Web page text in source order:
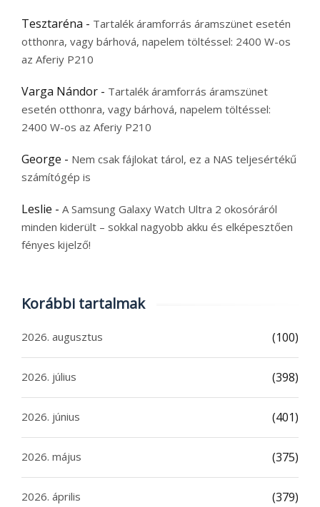
Tesztaréna - Tartalék áramforrás áramszünet esetén
otthonra, vagy bárhová, napelem töltéssel: 2400 W-os
az Aferiy P210
Varga Nándor - Tartalék áramforrás áramszünet
esetén otthonra, vagy bárhová, napelem töltéssel:
2400 W-os az Aferiy P210
George - Nem csak fájlokat tárol, ez a NAS teljesértékű
számítógép is
Leslie - A Samsung Galaxy Watch Ultra 2 okosóráról
minden kiderült – sokkal nagyobb akku és elképesztően
fényes kijelző!
Korábbi tartalmak
2026. augusztus (100)
2026. július (398)
2026. június (401)
2026. május (375)
2026. április (379)